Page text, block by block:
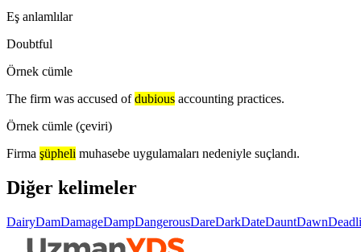
Eş anlamlılar
Doubtful
Örnek cümle
The firm was accused of dubious accounting practices.
Örnek cümle (çeviri)
Firma şüpheli muhasebe uygulamaları nedeniyle suçlandı.
Diğer kelimeler
DairyDamDamageDampDangerousDareDarkDateDauntDawn